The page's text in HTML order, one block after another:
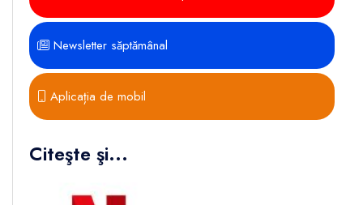
Newsletter săptămânal
Aplicația de mobil
Citeşte şi...